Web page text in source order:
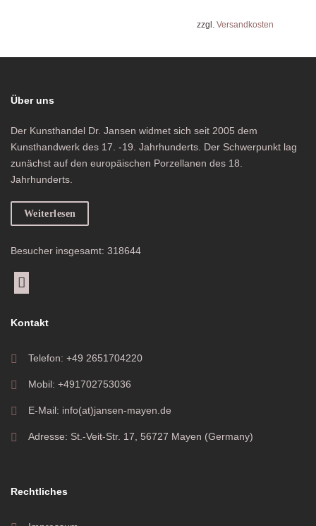
zzgl. Versandkosten
Über uns
Der Kunsthandel Dr. Jansen widmet sich seit 2005 dem
Kunsthandwerk des 17. -19. Jahrhunderts. Der Schwerpunkt lag
zunächst auf den europäischen Porzellanen des 18.
Jahrhunderts.
Weiterlesen
Besucher insgesamt: 318644
Kontakt
Telefon: +49 2651704220
Mobil: +491702753036
E-Mail: info(at)jansen-mayen.de
Adresse: St.-Veit-Str. 17, 56727 Mayen (Germany)
Rechtliches